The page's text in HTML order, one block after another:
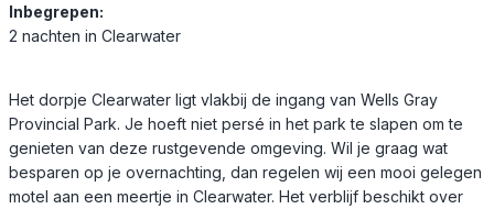
Inbegrepen:
2 nachten in Clearwater
Het dorpje Clearwater ligt vlakbij de ingang van Wells Gray
Provincial Park. Je hoeft niet persé in het park te slapen om te
genieten van deze rustgevende omgeving. Wil je graag wat
besparen op je overnachting, dan regelen wij een mooi gelegen
motel aan een meertje in Clearwater. Het verblijf beschikt over